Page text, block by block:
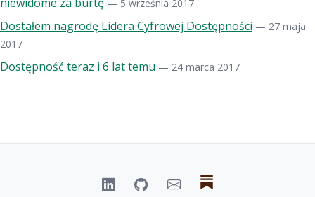
— 5 września 2017
Dostałem nagrodę Lidera Cyfrowej Dostępności — 27 maja
2017
Dostępność teraz i 6 lat temu — 24 marca 2017